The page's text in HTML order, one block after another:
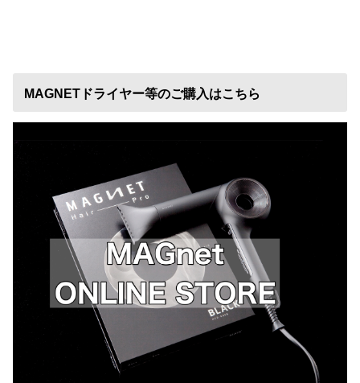
MAGNETドライヤー等のご購入はこちら